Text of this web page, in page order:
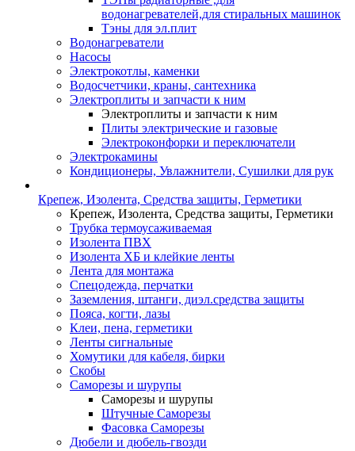
водонагревателей,для стиральных машинок
Тэны для эл.плит
Водонагреватели
Насосы
Электрокотлы, каменки
Водосчетчики, краны, сантехника
Электроплиты и запчасти к ним
Электроплиты и запчасти к ним
Плиты электрические и газовые
Электроконфорки и переключатели
Электрокамины
Кондиционеры, Увлажнители, Сушилки для рук
Крепеж, Изолента, Средства защиты, Герметики
Крепеж, Изолента, Средства защиты, Герметики
Трубка термоусаживаемая
Изолента ПВХ
Изолента ХБ и клейкие ленты
Лента для монтажа
Спецодежда, перчатки
Заземления, штанги, диэл.средства защиты
Пояса, когти, лазы
Клеи, пена, герметики
Ленты сигнальные
Хомутики для кабеля, бирки
Скобы
Саморезы и шурупы
Саморезы и шурупы
Штучные Саморезы
Фасовка Саморезы
Дюбели и дюбель-гвозди